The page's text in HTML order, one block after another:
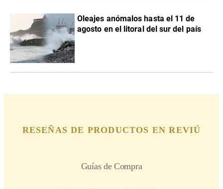
Oleajes anómalos hasta el 11 de
agosto en el litoral del sur del país